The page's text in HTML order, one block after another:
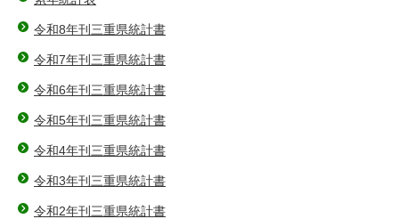
令和8年刊三重県統計書
令和7年刊三重県統計書
令和6年刊三重県統計書
令和5年刊三重県統計書
令和4年刊三重県統計書
令和3年刊三重県統計書
令和2年刊三重県統計書